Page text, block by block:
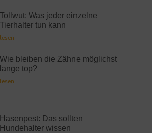
Tollwut: Was jeder einzelne
Tierhalter tun kann
lesen
Wie bleiben die Zähne möglichst
lange top?
lesen
Hasenpest: Das sollten
Hundehalter wissen